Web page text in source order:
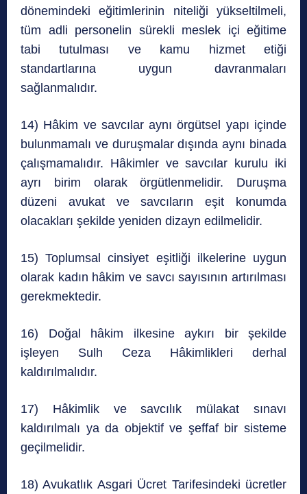
dönemindeki eğitimlerinin niteliği yükseltilmeli,
tüm adli personelin sürekli meslek içi eğitime
tabi tutulması ve kamu hizmet etiği
standartlarına uygun davranmaları
sağlanmalıdır.
14) Hâkim ve savcılar aynı örgütsel yapı içinde
bulunmamalı ve duruşmalar dışında aynı binada
çalışmamalıdır. Hâkimler ve savcılar kurulu iki
ayrı birim olarak örgütlenmelidir. Duruşma
düzeni avukat ve savcıların eşit konumda
olacakları şekilde yeniden dizayn edilmelidir.
15) Toplumsal cinsiyet eşitliği ilkelerine uygun
olarak kadın hâkim ve savcı sayısının artırılması
gerekmektedir.
16) Doğal hâkim ilkesine aykırı bir şekilde
işleyen Sulh Ceza Hâkimlikleri derhal
kaldırılmalıdır.
17) Hâkimlik ve savcılık mülakat sınavı
kaldırılmalı ya da objektif ve şeffaf bir sisteme
geçilmelidir.
18) Avukatlık Asgari Ücret Tarifesindeki ücretler